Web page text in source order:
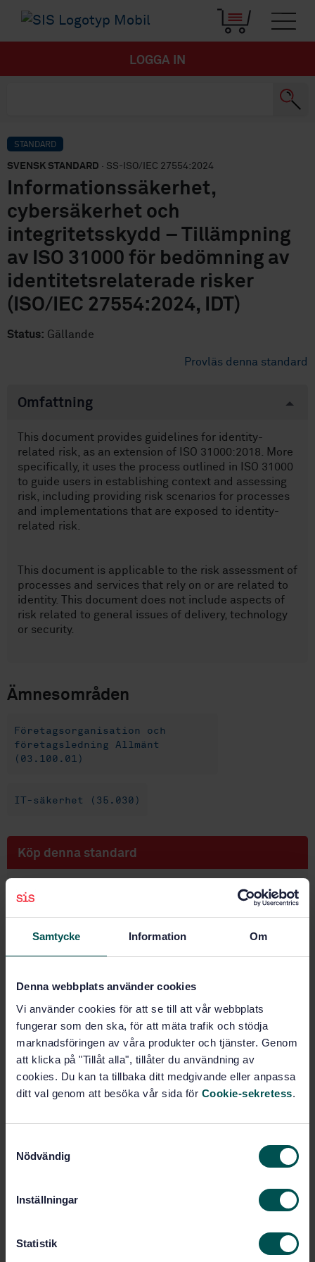
Samtycke Information Om
Denna webbplats använder cookies
Vi använder cookies för att se till att vår webbplats
fungerar som den ska, för att mäta trafik och stödja
marknadsföringen av våra produkter och tjänster. Genom
att klicka på "Tillåt alla", tillåter du användning av
cookies. Du kan ta tillbaka ditt medgivande eller anpassa
ditt val genom att besöka vår sida för Cookie-sekretess.
Nödvändig
Inställningar
Statistik
LOGGA IN
STANDARD
SVENSK STANDARD · SS-ISO/IEC 27554:2024
Informationssäkerhet,
cybersäkerhet och
integritetsskydd – Tillämpning
av ISO 31000 för bedömning av
identitetsrelaterade risker
(ISO/IEC 27554:2024, IDT)
Status: Gällande
Provläs denna standard
Omfattning
This document provides guidelines for identity-
related risk, as an extension of ISO 31000:2018. More
specifically, it uses the process outlined in ISO 31000
to guide users in establishing context and assessing
risk, including providing risk scenarios for processes
and implementations that are exposed to identity-
related risk.
This document is applicable to the risk assessment of
processes and services that rely on or are related to
identity. This document does not include aspects of
risk related to general issues of delivery, technology
or security.
Ämnesområden
Företagsorganisation och
företagsledning Allmänt
(03.100.01)
IT-säkerhet (35.030)
Köp denna standard
integritetsskydd – Tillämpning av ISO 31000 för
bedömning av identitetsrelaterade risker (ISO/IEC
Prenumerera på standarden - Läs mer
PDF
Lägg i varukorgen
Produktinformation
Framtagen av:
Integritetsskydd och ID-
Internationell titel:
Information security,
cybersecurity and privacy protection —